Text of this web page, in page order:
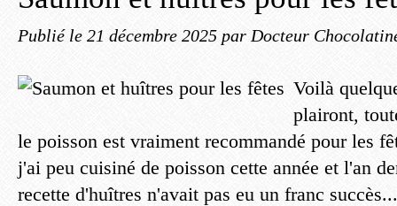
Publié le 21 décembre 2025 par Docteur
Voilà
plairont,
le poisson est vraiment recommandé pour les
j'ai peu cuisiné de poisson cette année et l'an
recette d'huîtres n'avait pas eu un franc succès...